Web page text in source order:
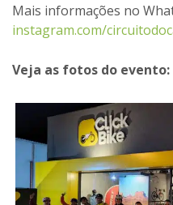
Mais informações no
instagram.com/
Veja as fotos do evento: